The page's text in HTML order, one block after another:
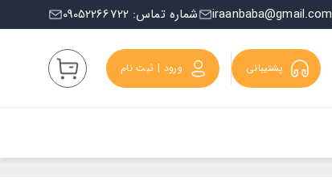
شماره تماس: 09052266722 iraanbaba@gmail.com
پشتیبانی ورود | ثبت نام